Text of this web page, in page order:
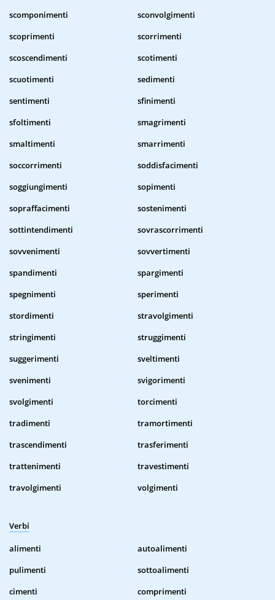
scomponimenti
sconvolgimenti
scoprimenti
scorrimenti
scoscendimenti
scotimenti
scuotimenti
sedimenti
sentimenti
sfinimenti
sfoltimenti
smagrimenti
smaltimenti
smarrimenti
soccorrimenti
soddisfacimenti
soggiungimenti
sopimenti
sopraffacimenti
sostenimenti
sottintendimenti
sovrascorrimenti
sovvenimenti
sovvertimenti
spandimenti
spargimenti
spegnimenti
sperimenti
stordimenti
stravolgimenti
stringimenti
struggimenti
suggerimenti
sveltimenti
svenimenti
svigorimenti
svolgimenti
torcimenti
tradimenti
tramortimenti
trascendimenti
trasferimenti
trattenimenti
travestimenti
travolgimenti
volgimenti
Verbi
alimenti
autoalimenti
pulimenti
sottoalimenti
cimenti
comprimenti